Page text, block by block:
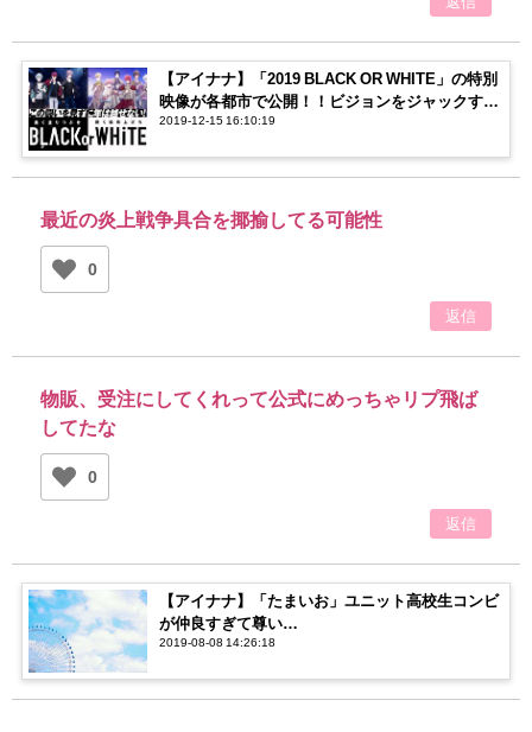
【アイナナ】「2019 BLACK OR WHITE」の特別
映像が各都市で公開！！ビジョンをジャックする
メンバーに注目！
2019-12-15 16:10:19
最近の炎上戦争具合を揶揄してる可能性
0
返信
物販、受注にしてくれって公式にめっちゃリプ飛ば
してたな
0
返信
【アイナナ】「たまいお」ユニット高校生コンビ
が仲良すぎて尊い…
2019-08-08 14:26:18